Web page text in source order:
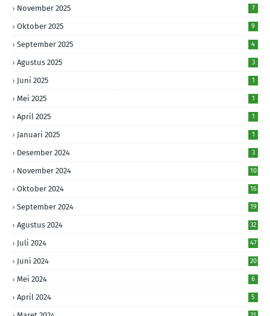
November 2025 7
Oktober 2025 9
September 2025 4
Agustus 2025 3
Juni 2025 1
Mei 2025 1
April 2025 1
Januari 2025 1
Desember 2024 3
November 2024 10
Oktober 2024 16
September 2024 19
Agustus 2024 32
Juli 2024 47
Juni 2024 20
Mei 2024 6
April 2024 5